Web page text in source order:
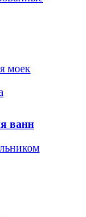
моек
ванн